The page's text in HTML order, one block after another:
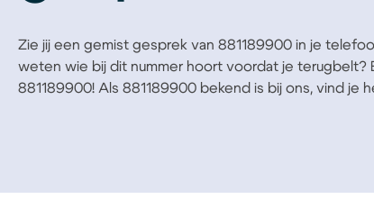
Zie jij een gemist gesprek van 881189900 in je
weten wie bij dit nummer hoort voordat je terugbelt?
881189900! Als 881189900 bekend is bij ons, vind je